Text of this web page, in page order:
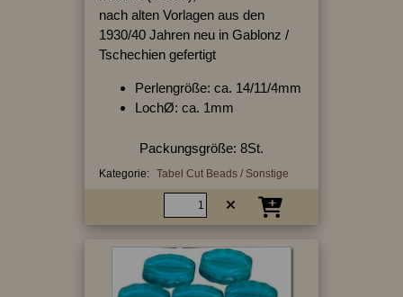
nach alten Vorlagen aus den
1930/40 Jahren neu in Gablonz /
Tschechien gefertigt
Perlengröße: ca. 14/11/4mm
LochØ: ca. 1mm
Packungsgröße: 8St.
Kategorie: Tabel Cut Beads / Sonstige